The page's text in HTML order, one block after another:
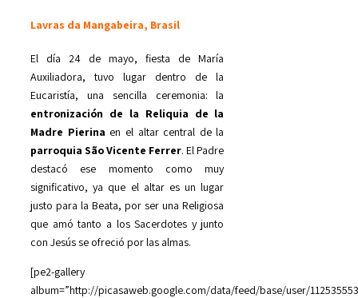
Lavras da Mangabeira, Brasil
El día 24 de mayo, fiesta de María
Auxiliadora, tuvo lugar dentro de la
Eucaristía, una sencilla ceremonia: la
entronización de la Reliquia de la
Madre Pierina en el altar central de la
parroquia São Vicente Ferrer. El Padre
destacó ese momento como muy
significativo, ya que el altar es un lugar
justo para la Beata, por ser una Religiosa
que amó tanto a los Sacerdotes y junto
con Jesús se ofreció por las almas.
[pe2-gallery
album=”http://picasaweb.google.com/data/feed/base/user/